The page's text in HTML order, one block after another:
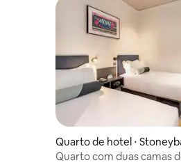
Quarto de hotel ⋅
er
Quarto com duas camas